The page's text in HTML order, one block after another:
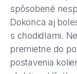
spôsobené
Dokonca aj
s chodidlami.
premietne do
postavenia